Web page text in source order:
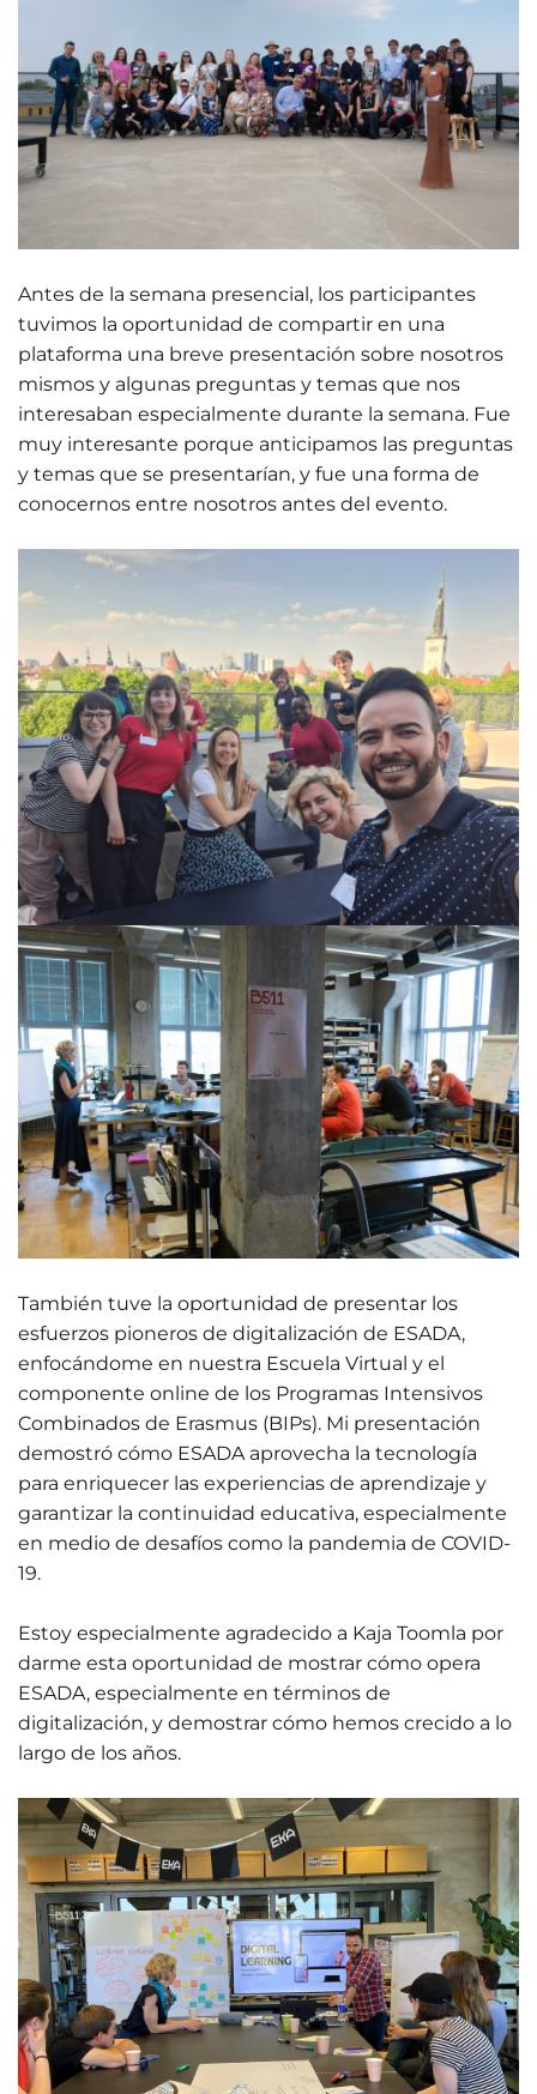
Antes de la semana presencial, los participantes
tuvimos la oportunidad de compartir en una
plataforma una breve presentación sobre nosotros
mismos y algunas preguntas y temas que nos
interesaban especialmente durante la semana. Fue
muy interesante porque anticipamos las preguntas
y temas que se presentarían, y fue una forma de
conocernos entre nosotros antes del evento.
También tuve la oportunidad de presentar los
esfuerzos pioneros de digitalización de ESADA,
enfocándome en nuestra Escuela Virtual y el
componente online de los Programas Intensivos
Combinados de Erasmus (BIPs). Mi presentación
demostró cómo ESADA aprovecha la tecnología
para enriquecer las experiencias de aprendizaje y
garantizar la continuidad educativa, especialmente
en medio de desafíos como la pandemia de COVID-
19.
Estoy especialmente agradecido a Kaja Toomla por
darme esta oportunidad de mostrar cómo opera
ESADA, especialmente en términos de
digitalización, y demostrar cómo hemos crecido a lo
largo de los años.